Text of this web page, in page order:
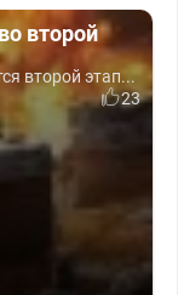
второй
второй этап...
23